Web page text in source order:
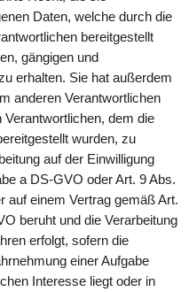
Daten, welche durch die
bereitgestellt
gängigen und
erhalten. Sie hat außerdem
anderen Verantwortlichen
dem die
wurden, zu
auf der Einwilligung
a DS-GVO oder Art. 9 Abs.
auf einem Vertrag gemäß Art.
beruht und die Verarbeitung
erfolgt, sofern die
einer Aufgabe
Interesse liegt oder in